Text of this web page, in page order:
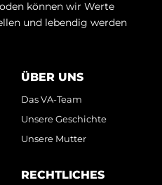
können wir Werte
und lebendig werden
ÜBER UNS
Das VA-Team
Unsere Geschichte
Unsere Mutter
RECHTLICHES